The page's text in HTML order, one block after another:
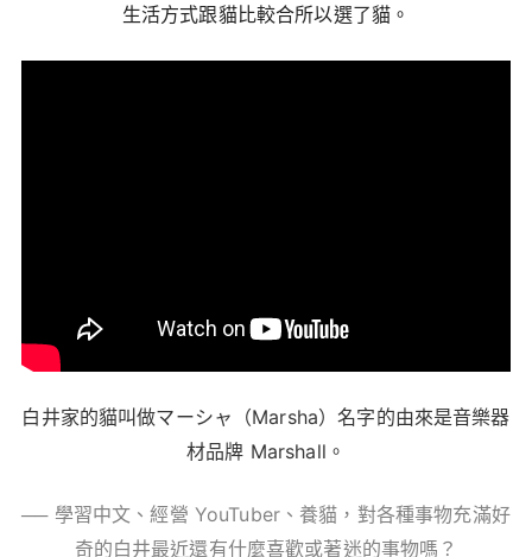
生活方式跟貓比較合所以選了貓。
白井家的貓叫做マーシャ（Marsha）名字的由來是音樂器
材品牌 Marshall。
── 學習中文、經營 YouTuber、養貓，對各種事物充滿好
奇的白井最近還有什麼喜歡或著迷的事物嗎？